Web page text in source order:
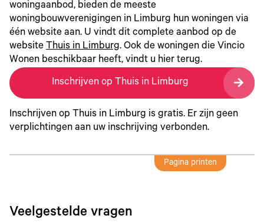
woningaanbod, bieden de meeste
woningbouwverenigingen in Limburg hun woningen via
één website aan. U vindt dit complete aanbod op de
website Thuis in Limburg. Ook de woningen die Vincio
Wonen beschikbaar heeft, vindt u hier terug.
Inschrijven op Thuis in Limburg
Inschrijven op Thuis in Limburg is gratis. Er zijn geen
verplichtingen aan uw inschrijving verbonden.
Pagina printen
Veelgestelde vragen